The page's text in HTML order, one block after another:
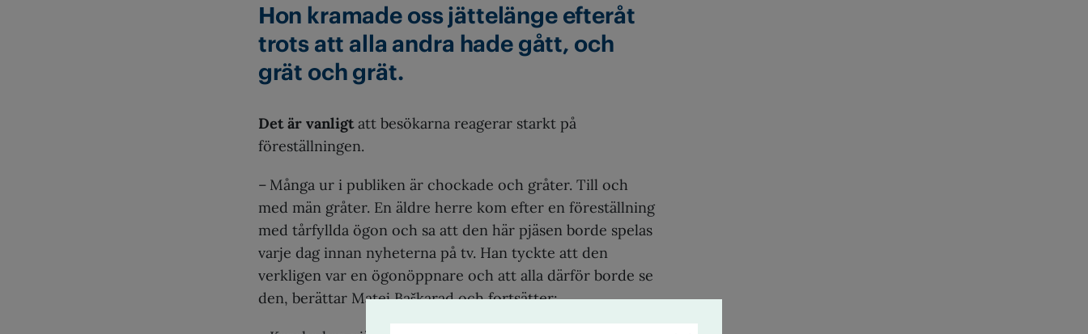
Hon kramade oss jättelänge efteråt
trots att alla andra hade gått, och
grät och grät.
Det är vanligtatt besökarna reagerar starkt på
föreställningen.
– Många ur i publiken är chockade och gråter. Till och
med män gråter. En äldre herre kom efter en föreställning
med tårfyllda ögon och sa att den här pjäsen borde spelas
varje dag innan nyheterna på tv. Han tyckte att den
verkligen var en ögonöppnare och att alla därför borde se
den, berättar Matej Baškarad och fortsätter: